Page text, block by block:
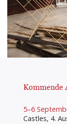
Kommende
5–6
Castles, 4.